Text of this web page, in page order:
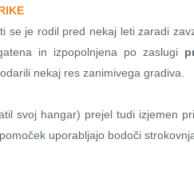
se je rodil pred nekaj leti zaradi
in izpopolnjena po zaslugi
nekaj res zanimivega gradiva.
svoj hangar) prejel tudi izjemen
uporabljajo bodoči